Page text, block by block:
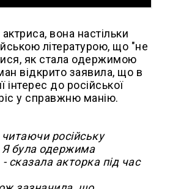
вона настільки
літературою, що "не
як стала одержимою
відкрито заявила, що в
інтерес до російської
у справжню манію.
російську
Я була одержима
сказала акторка під час